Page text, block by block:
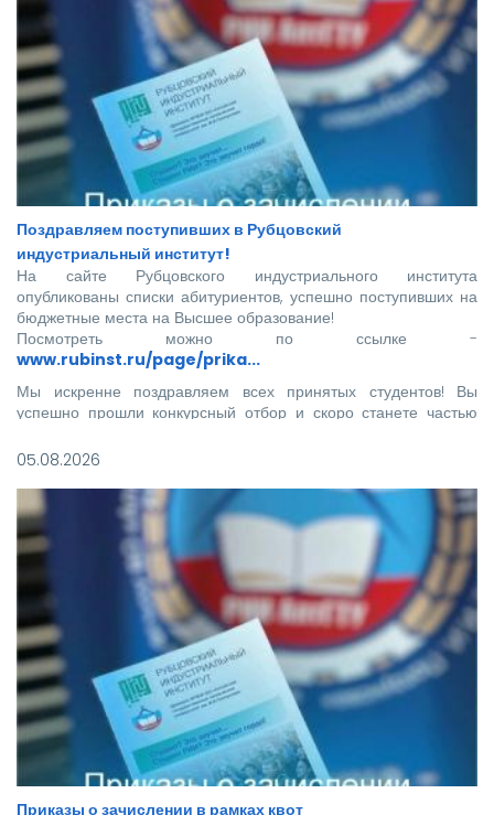
Поздравляем поступивших в Рубцовский
индустриальный институт!
На сайте Рубцовского индустриального института
опубликованы списки абитуриентов, успешно поступивших на
бюджетные места на Высшее образование!
Посмотреть можно по ссылке -
www.rubinst.ru/page/prika...
Мы искренне поздравляем всех принятых студентов! Вы
успешно прошли конкурсный отбор и скоро станете частью
05.08.2026
Приказы о зачислении в рамках квот